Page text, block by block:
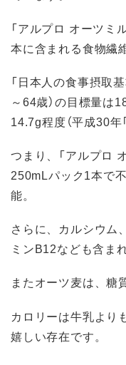
「アルプロ オーツミ
本に含まれる食物繊
「日本人の食事摂取
～64歳）の目標量は
14.7g程度（平成30年
つまり、「アルプロ
250mLパック1本で
能。
さらに、カルシウム
ミンB12なども含ま
またオーツ麦は、糖
カロリーは牛乳より
嬉しい存在です。